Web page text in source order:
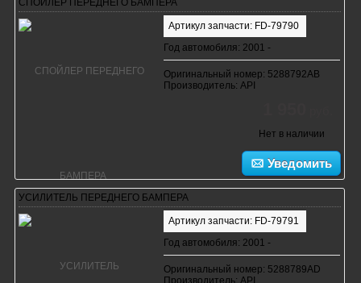
СПОЙЛЕР ПЕРЕДНЕГО БАМПЕРА
Артикул запчасти: FD-79790
Год автомобиля: 2001 -
Оригинальный номер: 5288792AB
Производитель: API
Нет в наличии
Уведомить
УСИЛИТЕЛЬ ПЕРЕДНЕГО БАМПЕРА
Артикул запчасти: FD-79791
Год автомобиля: 2001 -
Оригинальный номер: 5288789AD
Производитель: API